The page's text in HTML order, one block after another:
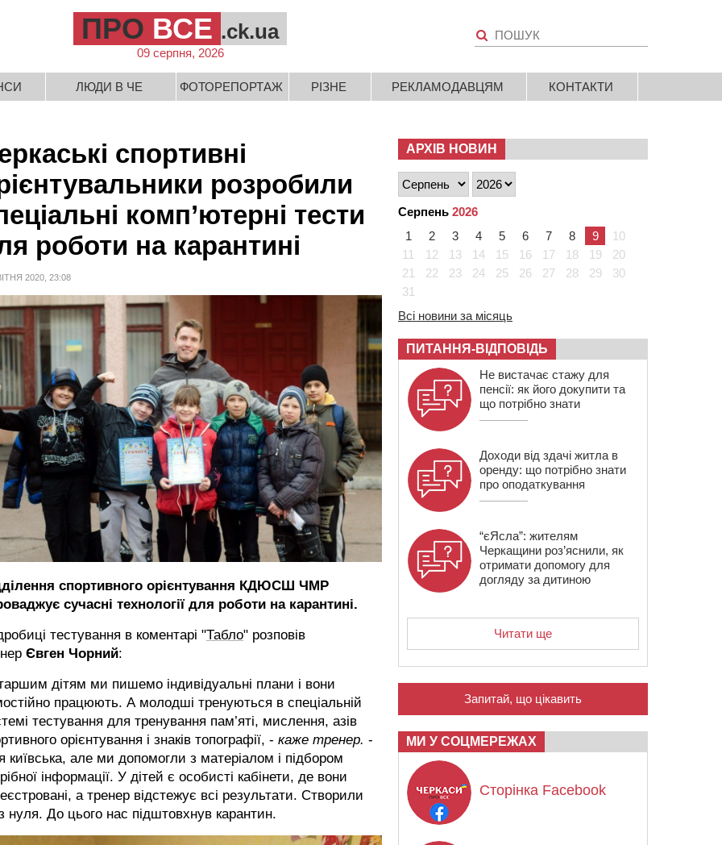
ПРО ВСЕ .ck.ua
09 серпня, 2026
ЛЮДИ В ЧЕ ФОТОРЕПОРТАЖ РІЗНЕ РЕКЛАМОДАВЦЯМ КОНТАКТИ
спортивні
розробили
комп’ютерні тести
роботи на карантині
2020, 23:08
спортивного орієнтування КДЮСШ ЧМР
сучасні технології для роботи на карантині.
тестування в коментарі "Табло" розповів
Євген Чорний:
дітям ми пишемо індивідуальні плани і вони
працюють. А молодші тренуються в спеціальній
тестування для тренування пам’яті, мислення, азів
орієнтування і знаків топографії, - каже тренер. -
київська, але ми допомогли з матеріалом і підбором
інформації. У дітей є особисті кабінети, де вони
а тренер відстежує всі результати. Створили
нуля. До цього нас підштовхнув карантин.
АРХІВ НОВИН
Серпень 2026
1
2 3 4 5 6 7 8 9
10
11
12 13 14 15 16 17 18 19
20
21
22 23 24 25 26 27 28 29
30
31
Всі новини за місяць
ПИТАННЯ-ВІДПОВІДЬ
Не вистачає стажу для
пенсії: як його докупити та
що потрібно знати
Доходи від здачі житла в
оренду: що потрібно знати
про оподаткування
“єЯсла”: жителям
Черкащини роз’яснили, як
отримати допомогу для
догляду за дитиною
Читати ще
Запитай, що цікавить
МИ У СОЦМЕРЕЖАХ
Сторінка Facebook